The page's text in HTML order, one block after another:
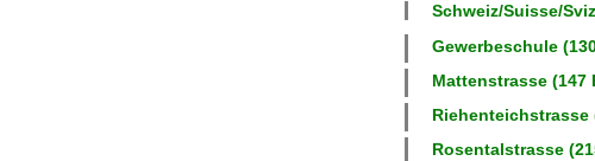
Schweiz/Suisse/
Gewerbeschule
Mattenstrasse (147
Riehenteichstrasse
Rosentalstrasse